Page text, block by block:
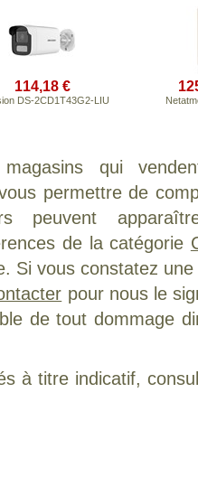
114,18 €
DS-2CD1T43G2-LIU
qui
permettre de
peuvent
de la catégorie
Si vous constatez
pour nous le
de tout dommage
à titre indicatif,